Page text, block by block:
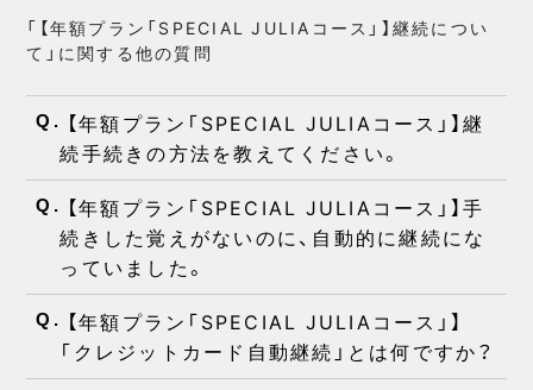
「【年額プラン「SPECIAL JULIAコース」】継続につい
て」に関する他の質問
Q. 【年額プラン「SPECIAL JULIAコース」】継
続手続きの方法を教えてください。
Q. 【年額プラン「SPECIAL JULIAコース」】手
続きした覚えがないのに、自動的に継続にな
っていました。
Q. 【年額プラン「SPECIAL JULIAコース」】
「クレジットカード自動継続」とは何ですか？